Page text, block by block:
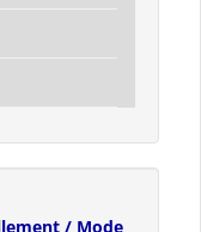
/ Mode